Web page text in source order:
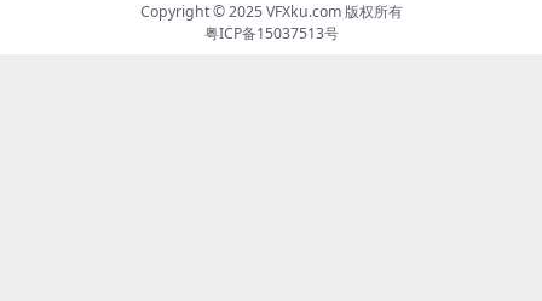
Copyright © 2025VFXku.com版权所有
粤ICP备15037513号